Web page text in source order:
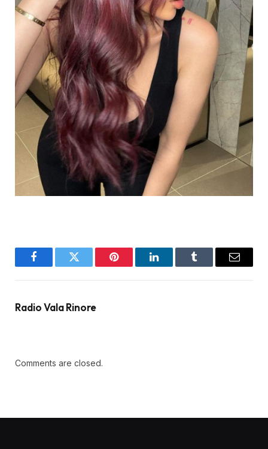
FacebookTwitter Pinterest LinkedInTumblr Email
Radio Vala Rinore
Comments are closed.